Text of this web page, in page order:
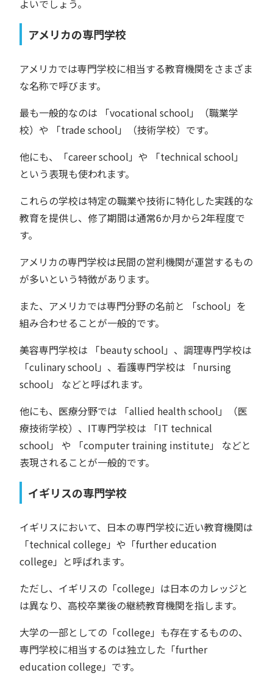
よいでしょう。
アメリカの専門学校
アメリカでは専門学校に相当する教育機関をさまざま
な名称で呼びます。
最も一般的なのは 「vocational school」（職業学
校）や 「trade school」（技術学校）です。
他にも、「career school」や 「technical school」
という表現も使われます。
これらの学校は特定の職業や技術に特化した実践的な
教育を提供し、修了期間は通常6か月から2年程度で
す。
アメリカの専門学校は民間の営利機関が運営するもの
が多いという特徴があります。
また、アメリカでは専門分野の名前と 「school」を
組み合わせることが一般的です。
美容専門学校は 「beauty school」、調理専門学校は
「culinary school」、看護専門学校は 「nursing
school」 などと呼ばれます。
他にも、医療分野では 「allied health school」（医
療技術学校）、IT専門学校は 「IT technical
school」 や 「computer training institute」 などと
表現されることが一般的です。
イギリスの専門学校
イギリスにおいて、日本の専門学校に近い教育機関は
「technical college」や「further education
college」と呼ばれます。
ただし、イギリスの「college」は日本のカレッジと
は異なり、高校卒業後の継続教育機関を指します。
大学の一部としての「college」も存在するものの、
専門学校に相当するのは独立した「further
education college」です。